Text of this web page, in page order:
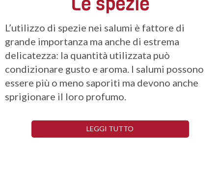
L’utilizzo di spezie nei salumi è fattore di
grande importanza ma anche di estrema
delicatezza: la quantità utilizzata può
condizionare gusto e aroma. I salumi possono
essere più o meno saporiti ma devono anche
sprigionare il loro profumo.
LEGGI TUTTO